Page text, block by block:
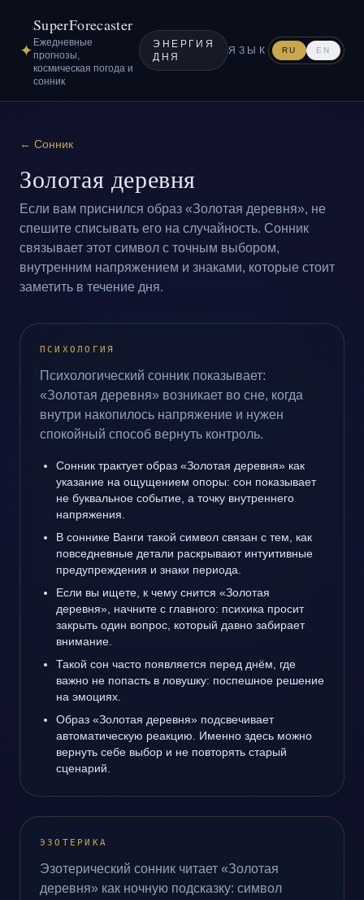
✦
SuperForecaster
Ежедневные
прогнозы,
космическая погода и
сонник
ЭНЕРГИЯ
ДНЯ
ЯЗЫК RU EN
← Сонник
Золотая деревня
Если вам приснился образ «Золотая деревня», не
спешите списывать его на случайность. Сонник
связывает этот символ с точным выбором,
внутренним напряжением и знаками, которые стоит
заметить в течение дня.
ПСИХОЛОГИЯ
Психологический сонник показывает:
«Золотая деревня» возникает во сне, когда
внутри накопилось напряжение и нужен
спокойный способ вернуть контроль.
Сонник трактует образ «Золотая деревня» как
указание на ощущением опоры: сон показывает
не буквальное событие, а точку внутреннего
напряжения.
В соннике Ванги такой символ связан с тем, как
повседневные детали раскрывают интуитивные
предупреждения и знаки периода.
Если вы ищете, к чему снится «Золотая
деревня», начните с главного: психика просит
закрыть один вопрос, который давно забирает
внимание.
Такой сон часто появляется перед днём, где
важно не попасть в ловушку: поспешное решение
на эмоциях.
Образ «Золотая деревня» подсвечивает
автоматическую реакцию. Именно здесь можно
вернуть себе выбор и не повторять старый
сценарий.
ЭЗОТЕРИКА
Эзотерический сонник читает «Золотая
деревня» как ночную подсказку: символ